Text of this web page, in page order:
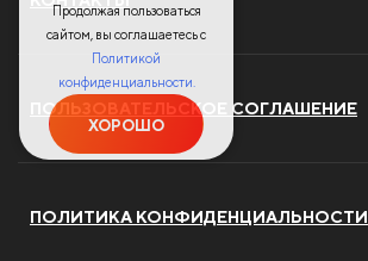
ПОЛЬЗОВАТЕЛЬСКОЕ СОГЛАШЕНИЕ
ПОЛИТИКА КОНФИДЕНЦИАЛЬНОСТИ
Продолжая пользоваться
сайтом, вы соглашаетесь с
Политикой
конфиденциальности.
ХОРОШО